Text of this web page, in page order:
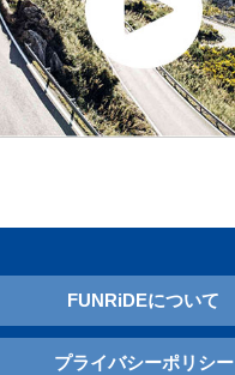
FUNRiDEについて
プライバシーポリシー